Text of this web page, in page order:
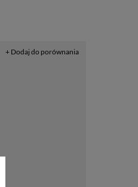
+ Dodaj do porównania